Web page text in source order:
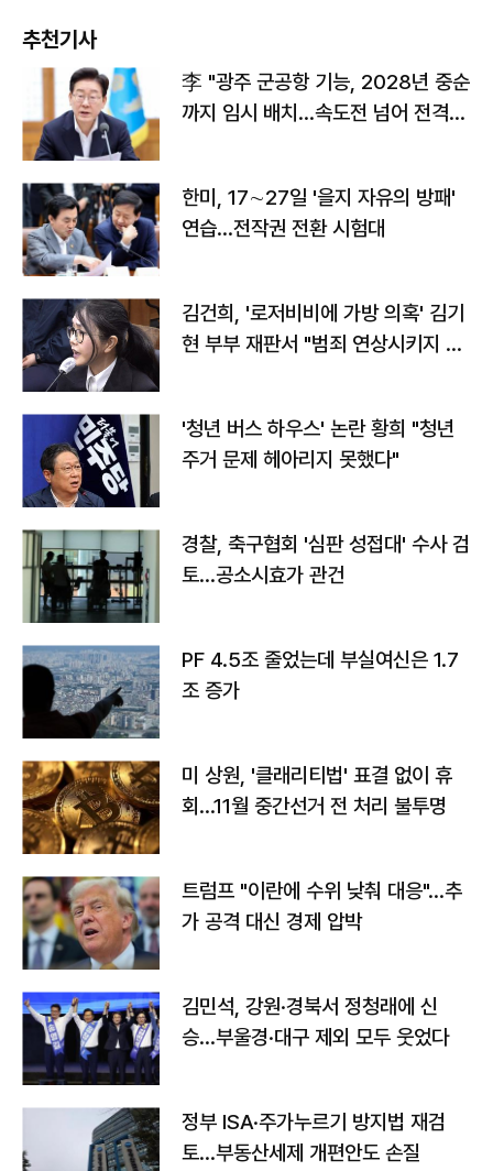
추천기사
李 "광주 군공항 기능, 2028년 중순
까지 임시 배치…속도전 넘어 전격
한미, 17∼27일 '을지 자유의 방패'
연습…전작권 전환 시험대
김건희, '로저비비에 가방 의혹' 김기
현 부부 재판서 "범죄 연상시키지 말
'청년 버스 하우스' 논란 황희 "청년
주거 문제 헤아리지 못했다"
경찰, 축구협회 '심판 성접대' 수사 검
토…공소시효가 관건
PF 4.5조 줄었는데 부실여신은 1.7
조 증가
미 상원, '클래리티법' 표결 없이 휴
회…11월 중간선거 전 처리 불투명
트럼프 "이란에 수위 낮춰 대응"…추
가 공격 대신 경제 압박
김민석, 강원·경북서 정청래에 신
승…부울경·대구 제외 모두 웃었다
정부 ISA·주가누르기 방지법 재검
토…부동산세제 개편안도 손질